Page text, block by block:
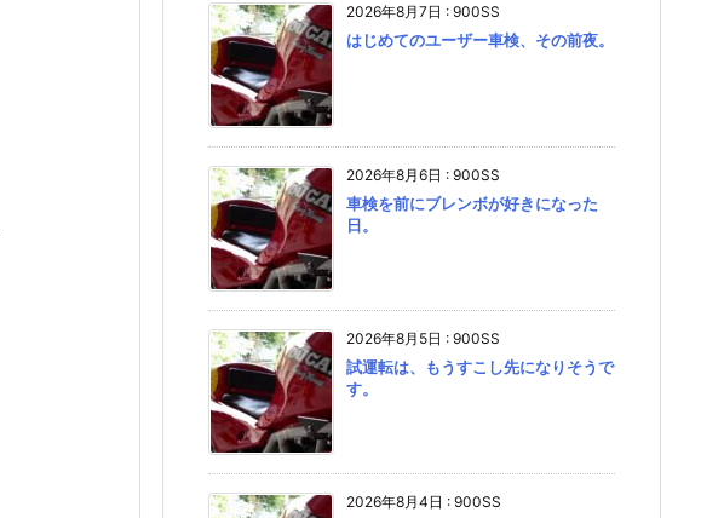
2026年8月7日 : 900SS
はじめてのユーザー車検、その前夜。
2026年8月6日 : 900SS
車検を前にブレンボが好きになった
日。
2026年8月5日 : 900SS
試運転は、もうすこし先になりそうで
す。
2026年8月4日 : 900SS